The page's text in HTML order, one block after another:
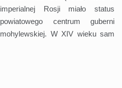
imperialnej Rosji miało status
powiatowego centrum guberni
mohylewskiej. W XIV wieku sam